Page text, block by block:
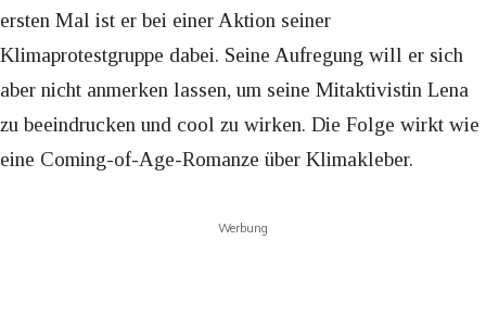
ersten Mal ist er bei einer Aktion seiner
Klimaprotestgruppe dabei. Seine Aufregung will er sich
aber nicht anmerken lassen, um seine Mitaktivistin Lena
zu beeindrucken und cool zu wirken. Die Folge wirkt wie
eine Coming-of-Age-Romanze über Klimakleber.
Werbung